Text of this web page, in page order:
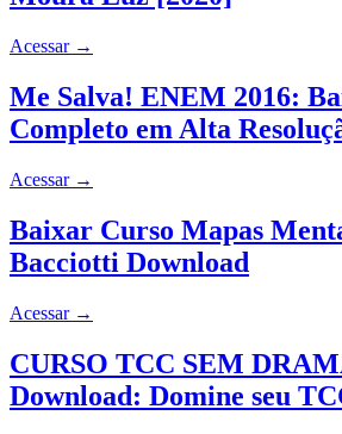
Acessar →
Me Salva! ENEM 2016:
Completo em Alta
Acessar →
Baixar Curso Mapas
Bacciotti Download
Acessar →
CURSO TCC SEM
Download: Domine seu